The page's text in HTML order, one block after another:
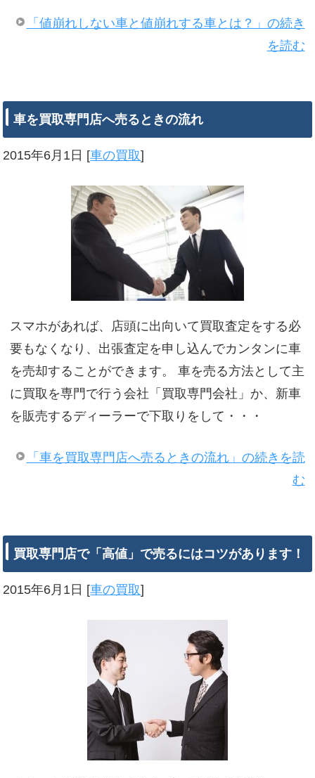
「値崩れしない車と値崩れする車とは？」の続き
を読む
車を買取専門店へ売るときの流れ
2015年6月1日 [車の買取]
スマホがあれば、店頭に出向いて買取査定をする必
要もなくなり、出張査定を申し込んでカンタンに車
を売却することができます。 車を売る方法として主
に買取を専門で行う会社「買取専門会社」か、新車
を販売するディーラーで下取りをして・・・
「車を買取専門店へ売るときの流れ」の続きを読
む
買取専門店で「高値」で売るにはコツがあります！
2015年6月1日 [車の買取]